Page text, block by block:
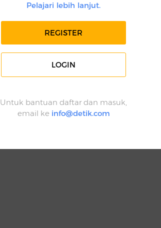
Pelajari lebih lanjut.
REGISTER
LOGIN
Untuk bantuan daftar dan masuk,
email ke info@detik.com